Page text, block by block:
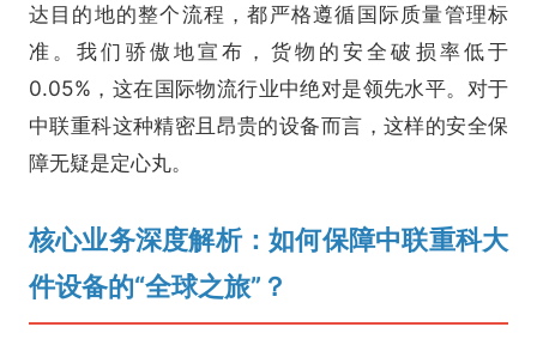
达目的地的整个流程，都严格遵循国际质量管理标
准。我们骄傲地宣布，货物的安全破损率低于
0.05%，这在国际物流行业中绝对是领先水平。对于
中联重科这种精密且昂贵的设备而言，这样的安全保
障无疑是定心丸。
核心业务深度解析：如何保障中联重科大
件设备的“全球之旅”？